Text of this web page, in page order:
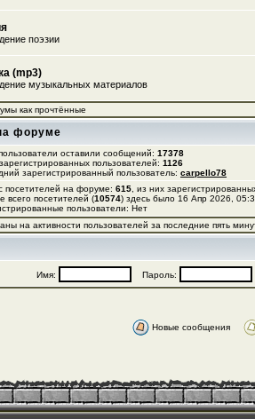
поэзии
(mp3)
музыкальных материалов
как прочтённые
форуме
оставили сообщений: 17378
пользователей: 1126
зарегистрированный пользователь: carpello78
посетителей на форуме: 615 , из них
всего посетителей (10574) здесь было 16 Апр 2026,
пользователи: Нет
на активности пользователей за последние пять
Имя: Пароль:
Новые сообщения